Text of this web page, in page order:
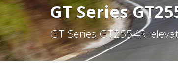
GT Series
GT Series GT2554R: